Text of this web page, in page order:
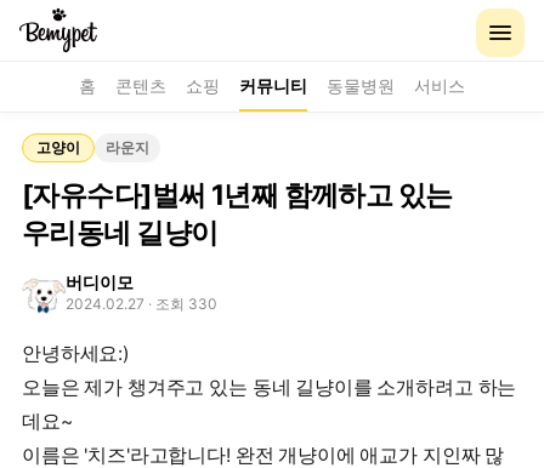
홈 콘텐츠 쇼핑 커뮤니티 동물병원 서비스
고양이 라운지
[자유수다]벌써 1년째 함께하고 있는
우리동네 길냥이
버디이모
2024.02.27 · 조회 330
안녕하세요:)
오늘은 제가 챙겨주고 있는 동네 길냥이를 소개하려고 하는
데요~
이름은 '치즈'라고합니다! 완전 개냥이에 애교가 지인짜 많